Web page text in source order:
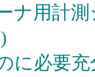
ナ用計
に必要充